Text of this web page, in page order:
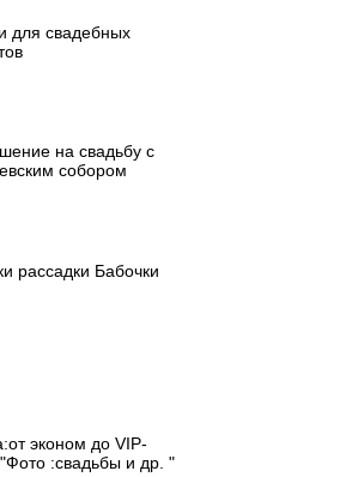
для свадебных
на свадьбу с
собором
рассадки Бабочки
эконом до VIP-
:свадьбы и др. "